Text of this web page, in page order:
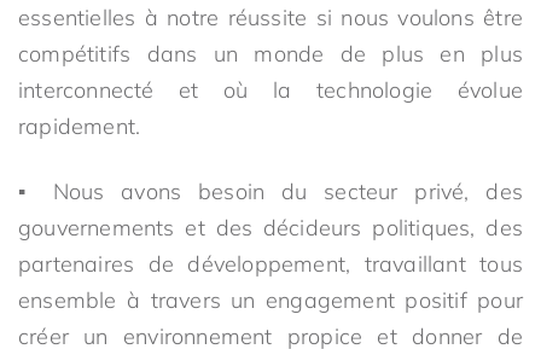
essentielles à notre réussite si nous voulons être
compétitifs dans un monde de plus en plus
interconnecté et où la technologie évolue
rapidement.
▪ Nous avons besoin du secteur privé, des
gouvernements et des décideurs politiques, des
partenaires de développement, travaillant tous
ensemble à travers un engagement positif pour
créer un environnement propice et donner de